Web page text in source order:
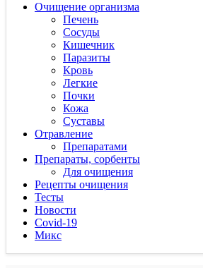
Очищение организма
Печень
Сосуды
Кишечник
Паразиты
Кровь
Легкие
Почки
Кожа
Суставы
Отравление
Препаратами
Препараты, сорбенты
Для очищения
Рецепты очищения
Тесты
Новости
Covid-19
Микс